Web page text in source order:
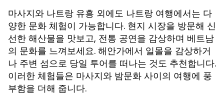
마사지와 나트랑 유흥 외에도 나트랑 여행에서는 다
양한 문화 체험이 가능합니다. 현지 시장을 방문해 신
선한 해산물을 맛보고, 전통 공연을 감상하며 베트남
의 문화를 느껴보세요. 해안가에서 일몰을 감상하거
나 주변 섬으로 당일 투어를 떠나는 것도 추천합니다.
이러한 체험들은 마사지와 밤문화 사이의 여행에 풍
부함을 더해 줍니다.